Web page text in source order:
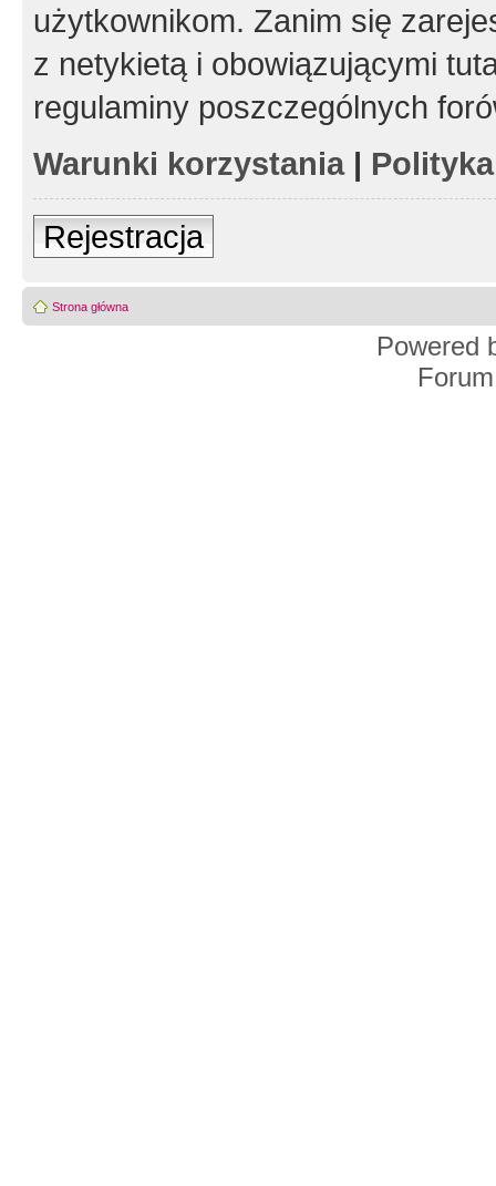
użytkownikom. Zanim się
z netykietą i obowiązującymi
regulaminy poszczególnych
Warunki korzystania|
Rejestracja
Strona główna
Powered